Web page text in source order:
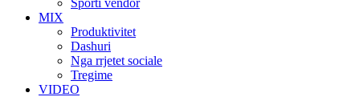
Sporti vendor
MIX
Produktivitet
Dashuri
Nga rrjetet sociale
Tregime
VIDEO